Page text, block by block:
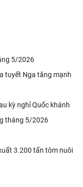
5/2026
tuyết Nga tăng mạnh
kỳ nghỉ Quốc khánh
tháng 5/2026
3.200 tấn tôm nuôi